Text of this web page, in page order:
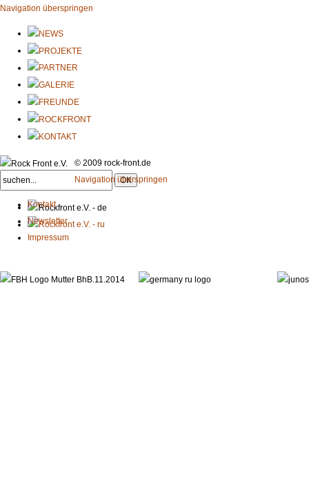
Navigation überspringen
© 2009 rock-front.de
Navigation überspringen
Kontakt
Newsletter
Impressum